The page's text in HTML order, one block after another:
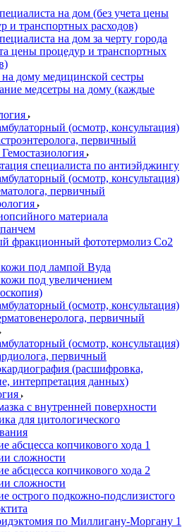
на дом (без учета цены
и транспортных расходов)
на дом за черту города
цены процедур и транспортных
дому медицинской сестры
медсетры на дому (каждые
(осмотр, консультация)
первичный
специалиста по антиэйджингу
(осмотр, консультация)
первичный
материала
фракционный фототермолиз Со2
под лампой Вуда
под увеличением
(осмотр, консультация)
первичный
(осмотр, консультация)
первичный
(расшифровка,
интерпретация данных)
с внутренней поверхности
для цитологического
абсцесса копчикового хода 1
сложности
абсцесса копчикового хода 2
сложности
острого подкожно-подслизистого
по Миллигану-Моргану 1